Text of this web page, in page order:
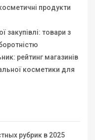
продукти
закупівлі: товари з
рейтинг магазинів
косметики для
рубрик в 2025